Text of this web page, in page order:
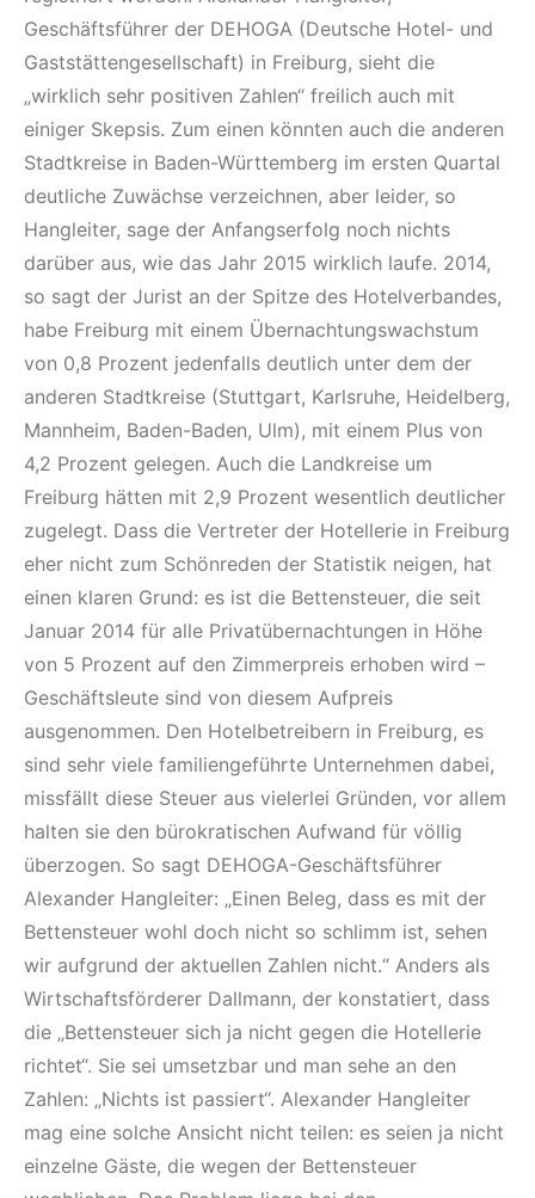
Geschäftsführer der DEHOGA (Deutsche Hotel- und
Gaststättengesellschaft) in Freiburg, sieht die
„wirklich sehr positiven Zahlen“ freilich auch mit
einiger Skepsis. Zum einen könnten auch die anderen
Stadtkreise in Baden-Württemberg im ersten Quartal
deutliche Zuwächse verzeichnen, aber leider, so
Hangleiter, sage der Anfangserfolg noch nichts
darüber aus, wie das Jahr 2015 wirklich laufe. 2014,
so sagt der Jurist an der Spitze des Hotelverbandes,
habe Freiburg mit einem Übernachtungswachstum
von 0,8 Prozent jedenfalls deutlich unter dem der
anderen Stadtkreise (Stuttgart, Karlsruhe, Heidelberg,
Mannheim, Baden-Baden, Ulm), mit einem Plus von
4,2 Prozent gelegen. Auch die Landkreise um
Freiburg hätten mit 2,9 Prozent wesentlich deutlicher
zugelegt. Dass die Vertreter der Hotellerie in Freiburg
eher nicht zum Schönreden der Statistik neigen, hat
einen klaren Grund: es ist die Bettensteuer, die seit
Januar 2014 für alle Privatübernachtungen in Höhe
von 5 Prozent auf den Zimmerpreis erhoben wird –
Geschäftsleute sind von diesem Aufpreis
ausgenommen. Den Hotelbetreibern in Freiburg, es
sind sehr viele familiengeführte Unternehmen dabei,
missfällt diese Steuer aus vielerlei Gründen, vor allem
halten sie den bürokratischen Aufwand für völlig
überzogen. So sagt DEHOGA-Geschäftsführer
Alexander Hangleiter: „Einen Beleg, dass es mit der
Bettensteuer wohl doch nicht so schlimm ist, sehen
wir aufgrund der aktuellen Zahlen nicht.“ Anders als
Wirtschaftsförderer Dallmann, der konstatiert, dass
die „Bettensteuer sich ja nicht gegen die Hotellerie
richtet“. Sie sei umsetzbar und man sehe an den
Zahlen: „Nichts ist passiert“. Alexander Hangleiter
mag eine solche Ansicht nicht teilen: es seien ja nicht
einzelne Gäste, die wegen der Bettensteuer